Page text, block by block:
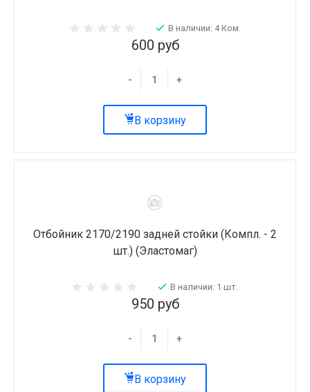
В наличии: 4 Ком.
600 руб
- +
В корзину
Отбойник 2170/2190 задней стойки (Компл. - 2
шт.) (Эластомаг)
В наличии: 1 шт.
950 руб
- +
В корзину